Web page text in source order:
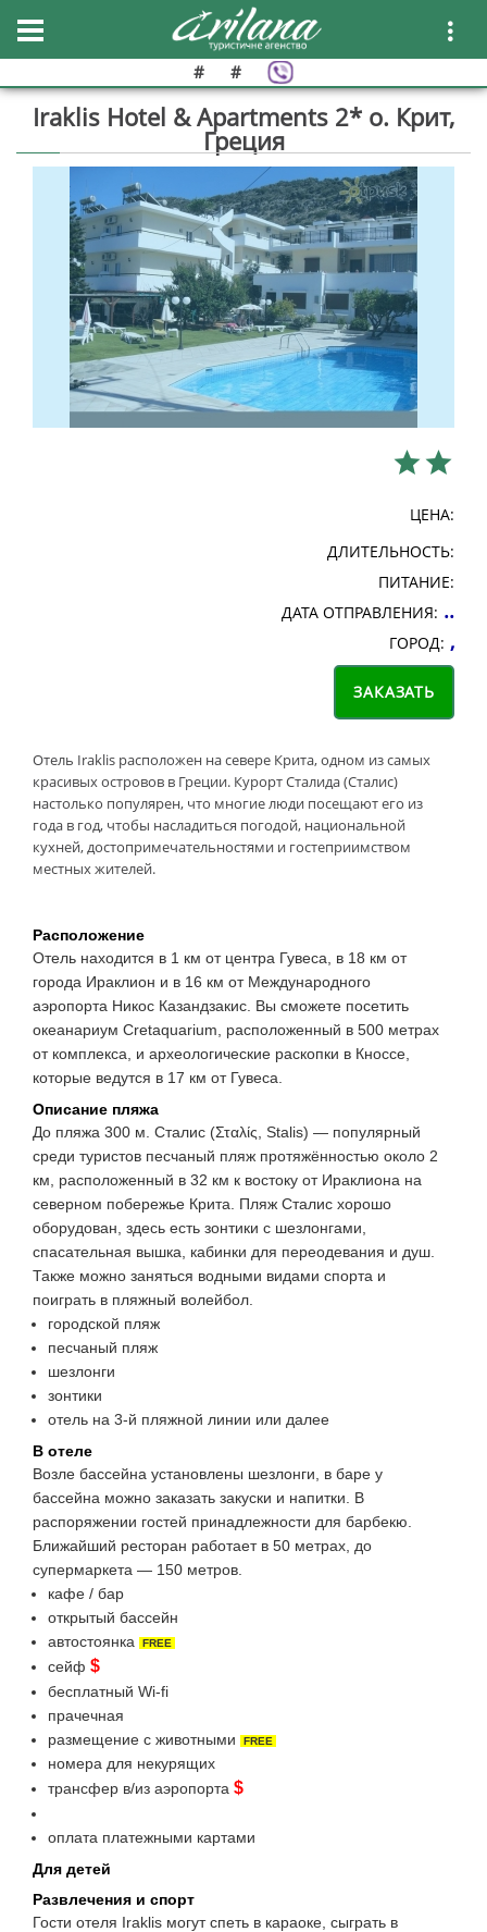
# #
Iraklis Hotel & Apartments 2* о. Крит,
Греция
ЦЕНА:
ДЛИТЕЛЬНОСТЬ:
ПИТАНИЕ:
ДАТА ОТПРАВЛЕНИЯ: ..
ГОРОД: ,
Отель Iraklis расположен на севере Крита, одном из самых
красивых островов в Греции. Курорт Сталида (Сталис)
настолько популярен, что многие люди посещают его из
года в год, чтобы насладиться погодой, национальной
кухней, достопримечательностями и гостеприимством
местных жителей.
Расположение
Отель находится в 1 км от центра Гувеса, в 18 км от
города Ираклион и в 16 км от Международного
аэропорта Никос Казандзакис. Вы сможете посетить
океанариум Cretaquarium, расположенный в 500 метрах
от комплекса, и археологические раскопки в Кноссе,
которые ведутся в 17 км от Гувеса.
Описание пляжа
До пляжа 300 м. Сталис (Σταλίς, Stalis) — популярный
среди туристов песчаный пляж протяжённостью около 2
км, расположенный в 32 км к востоку от Ираклиона на
северном побережье Крита. Пляж Сталис хорошо
оборудован, здесь есть зонтики с шезлонгами,
спасательная вышка, кабинки для переодевания и душ.
Также можно заняться водными видами спорта и
поиграть в пляжный волейбол.
городской пляж
песчаный пляж
шезлонги
зонтики
отель на 3-й пляжной линии или далее
В отеле
Возле бассейна установлены шезлонги, в баре у
бассейна можно заказать закуски и напитки. В
распоряжении гостей принадлежности для барбекю.
Ближайший ресторан работает в 50 метрах, до
супермаркета — 150 метров.
кафе / бар
открытый бассейн
автостоянка
FREE
сейф $
бесплатный Wi-fi
прачечная
размещение с животными
FREE
номера для некурящих
трансфер в/из аэропорта $
оплата платежными картами
Для детей
Развлечения и спорт
Гости отеля Iraklis могут спеть в караоке, сыграть в